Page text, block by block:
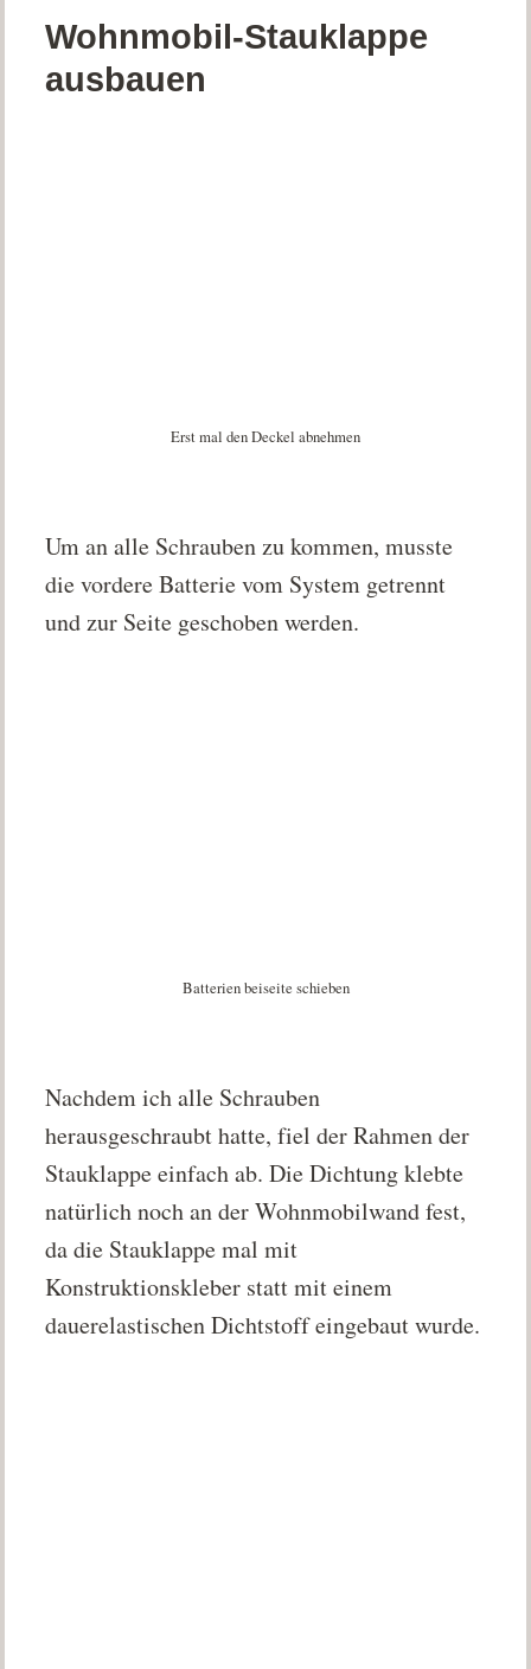
Wohnmobil-Stauklappe
ausbauen
Erst mal den Deckel abnehmen
Um an alle Schrauben zu kommen, musste
die vordere Batterie vom System getrennt
und zur Seite geschoben werden.
Batterien beiseite schieben
Nachdem ich alle Schrauben
herausgeschraubt hatte, fiel der Rahmen der
Stauklappe einfach ab. Die Dichtung klebte
natürlich noch an der Wohnmobilwand fest,
da die Stauklappe mal mit
Konstruktionskleber statt mit einem
dauerelastischen Dichtstoff eingebaut wurde.